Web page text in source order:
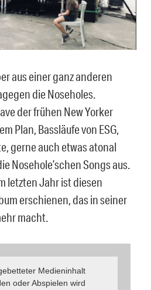
aus einer ganz anderen
die Noseholes.
der frühen New Yorker
Plan, Bassläufe von ESG,
gerne auch etwas atonal
Nosehole’schen Songs aus.
letzten Jahr ist diesen
erschienen, das in seiner
macht.
Medieninhalt
oder Abspielen wird